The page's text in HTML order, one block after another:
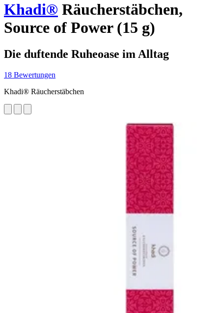
Khadi® Räucherstäbchen,
Source of Power (15 g)
Die duftende Ruheoase im Alltag
18 Bewertungen
Khadi® Räucherstäbchen